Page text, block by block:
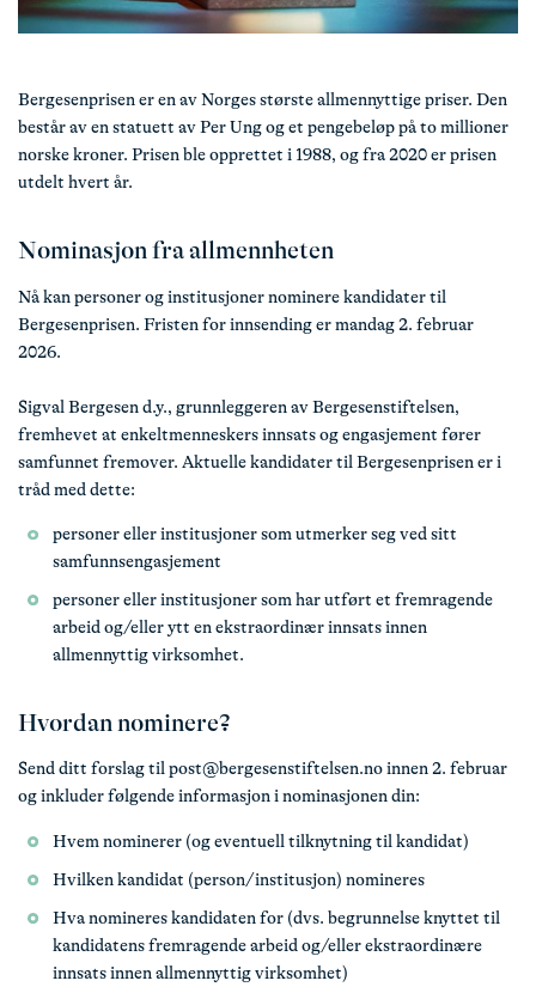
Bergesenprisen er en av Norges største allmennyttige priser. Den
består av en statuett av Per Ung og et pengebeløp på to millioner
norske kroner. Prisen ble opprettet i 1988, og fra 2020 er prisen
utdelt hvert år.
Nominasjon fra allmennheten
Nå kan personer og institusjoner nominere kandidater til
Bergesenprisen. Fristen for innsending er mandag 2. februar
2026.
Sigval Bergesen d.y., grunnleggeren av Bergesenstiftelsen,
fremhevet at enkeltmenneskers innsats og engasjement fører
samfunnet fremover. Aktuelle kandidater til Bergesenprisen er i
tråd med dette:
personer eller institusjoner som utmerker seg ved sitt
samfunnsengasjement
personer eller institusjoner som har utført et fremragende
arbeid og/eller ytt en ekstraordinær innsats innen
allmennyttig virksomhet.
Hvordan nominere?
Send ditt forslag til post@bergesenstiftelsen.no innen 2. februar
og inkluder følgende informasjon i nominasjonen din:
Hvem nominerer (og eventuell tilknytning til kandidat)
Hvilken kandidat (person/institusjon) nomineres
Hva nomineres kandidaten for (dvs. begrunnelse knyttet til
kandidatens fremragende arbeid og/eller ekstraordinære
innsats innen allmennyttig virksomhet)